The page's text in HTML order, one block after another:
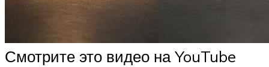
Смотрите это видео на YouTube